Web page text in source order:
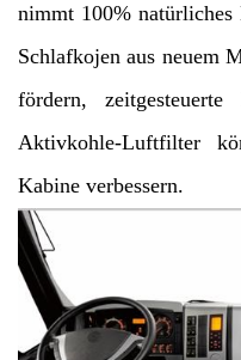
nimmt 100% natürliches
Schlafkojen aus neuem
fördern, zeitgesteuerte
Aktivkohle-Luftfilter
Kabine verbessern.